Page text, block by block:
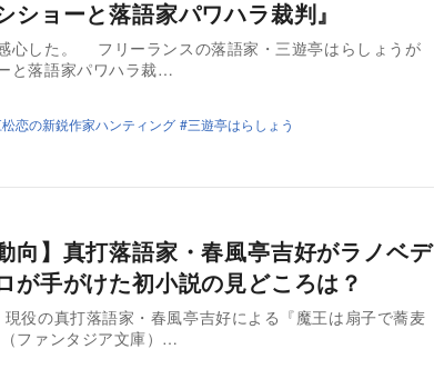
ショーと落語家パワハラ裁判』
心した。 フリーランスの落語家・三遊亭はらしょうが
と落語家パワハラ裁…
恋の新鋭作家ハンティング 三遊亭はらしょう
向】真打落語家・春風亭吉好がラノベデ
手がけた初小説の見どころは？
役の真打落語家・春風亭吉好による『魔王は扇子で蕎麦
ファンタジア文庫）…